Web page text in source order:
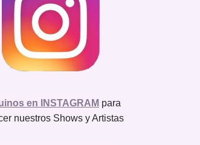
en INSTAGRAM para
nuestros Shows y Artistas